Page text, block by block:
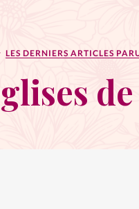
LES DERNIERS ARTICLES